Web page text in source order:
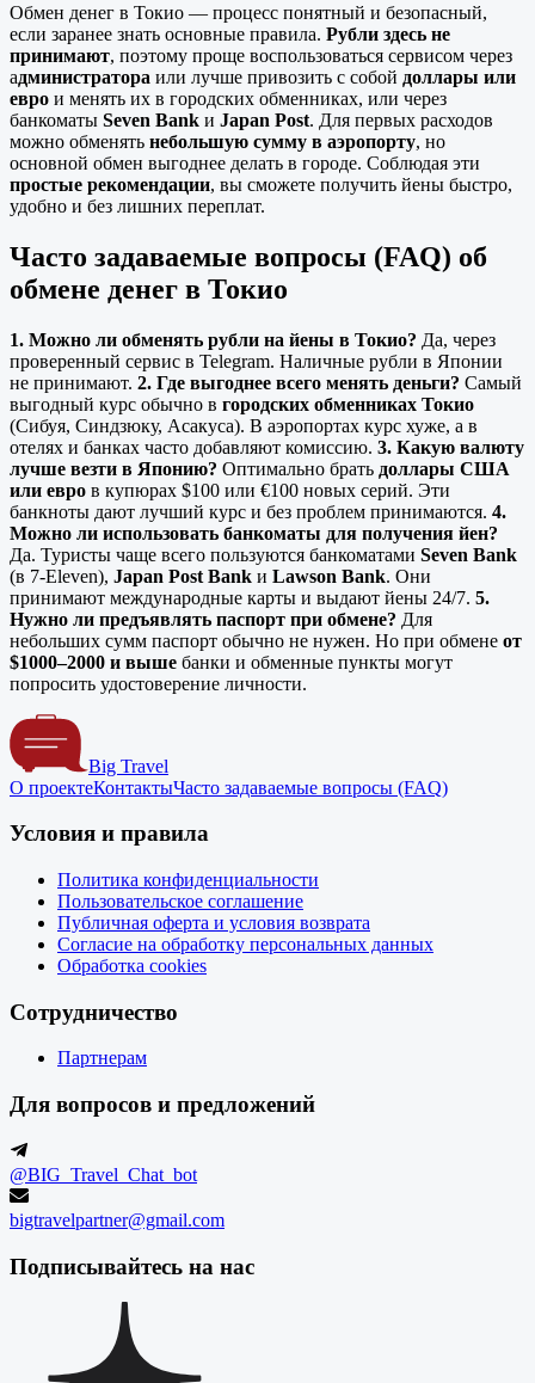
Обмен денег в Токио — процесс понятный и безопасный,
если заранее знать основные правила. Рубли здесь не
принимают, поэтому проще воспользоваться сервисом через
администратора или лучше привозить с собой доллары или
евро и менять их в городских обменниках, или через
банкоматы Seven Bank и Japan Post. Для первых расходов
можно обменять небольшую сумму в аэропорту, но
основной обмен выгоднее делать в городе. Соблюдая эти
простые рекомендации, вы сможете получить йены быстро,
удобно и без лишних переплат.
Часто задаваемые вопросы (FAQ) об
обмене денег в Токио
1. Можно ли обменять рубли на йены в Токио? Да, через
проверенный сервис в Telegram. Наличные рубли в Японии
не принимают. 2. Где выгоднее всего менять деньги? Самый
выгодный курс обычно в городских обменниках Токио
(Сибуя, Синдзюку, Асакуса). В аэропортах курс хуже, а в
отелях и банках часто добавляют комиссию. 3. Какую валюту
лучше везти в Японию? Оптимально брать доллары США
или евро в купюрах $100 или €100 новых серий. Эти
банкноты дают лучший курс и без проблем принимаются. 4.
Можно ли использовать банкоматы для получения йен?
Да. Туристы чаще всего пользуются банкоматами Seven Bank
(в 7-Eleven), Japan Post Bank и Lawson Bank. Они
принимают международные карты и выдают йены 24/7. 5.
Нужно ли предъявлять паспорт при обмене? Для
небольших сумм паспорт обычно не нужен. Но при обмене от
$1000–2000 и выше банки и обменные пункты могут
попросить удостоверение личности.
Big Travel
О проектеКонтактыЧасто задаваемые вопросы (FAQ)
Условия и правила
Политика конфиденциальности
Пользовательское соглашение
Публичная оферта и условия возврата
Согласие на обработку персональных данных
Обработка cookies
Сотрудничество
Партнерам
Для вопросов и предложений
@BIG_Travel_Chat_bot
bigtravelpartner@gmail.com
Подписывайтесь на нас